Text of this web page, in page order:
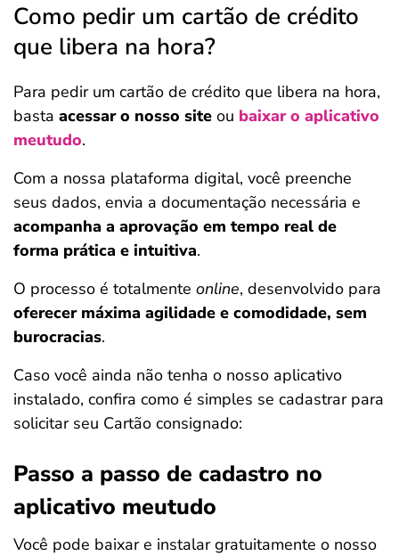
Como pedir um cartão de crédito
que libera na hora?
Para pedir um cartão de crédito que libera na hora,
basta acessar o nosso site ou baixar o aplicativo
meutudo.
Com a nossa plataforma digital, você preenche
seus dados, envia a documentação necessária e
acompanha a aprovação em tempo real de
forma prática e intuitiva.
O processo é totalmente online, desenvolvido para
oferecer máxima agilidade e comodidade, sem
burocracias.
Caso você ainda não tenha o nosso aplicativo
instalado, confira como é simples se cadastrar para
solicitar seu Cartão consignado:
Passo a passo de cadastro no
aplicativo meutudo
Você pode baixar e instalar gratuitamente o nosso